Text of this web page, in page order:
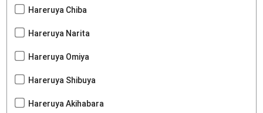
Hareruya Chiba
Hareruya Narita
Hareruya Omiya
Hareruya Shibuya
Hareruya Akihabara